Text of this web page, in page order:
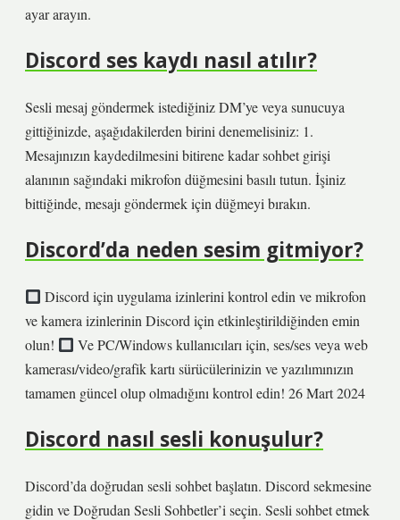
ayar arayın.
Discord ses kaydı nasıl atılır?
Sesli mesaj göndermek istediğiniz DM’ye veya sunucuya
gittiğinizde, aşağıdakilerden birini denemelisiniz: 1.
Mesajınızın kaydedilmesini bitirene kadar sohbet girişi
alanının sağındaki mikrofon düğmesini basılı tutun. İşiniz
bittiğinde, mesajı göndermek için düğmeyi bırakın.
Discord’da neden sesim gitmiyor?
Discord için uygulama izinlerini kontrol edin ve mikrofon
ve kamera izinlerinin Discord için etkinleştirildiğinden emin
olun!
Ve PC/Windows kullanıcıları için, ses/ses veya web
kamerası/video/grafik kartı sürücülerinizin ve yazılımınızın
tamamen güncel olup olmadığını kontrol edin! 26 Mart 2024
Discord nasıl sesli konuşulur?
Discord’da doğrudan sesli sohbet başlatın. Discord sekmesine
gidin ve Doğrudan Sesli Sohbetler’i seçin. Sesli sohbet etmek